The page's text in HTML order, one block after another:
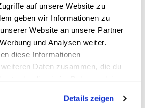
auf unsere Website zu
geben wir Informationen zu
Website an unsere Partner
und Analysen weiter.
diese Informationen
Daten zusammen, die du
Details zeigen